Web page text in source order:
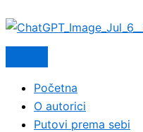
Početna
O autorici
Putovi prema sebi